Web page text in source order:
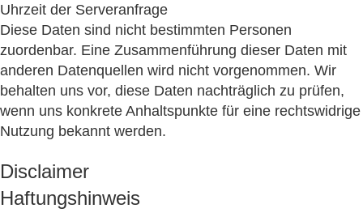
Uhrzeit der Serveranfrage
Diese Daten sind nicht bestimmten Personen
zuordenbar. Eine Zusammenführung dieser Daten mit
anderen Datenquellen wird nicht vorgenommen. Wir
behalten uns vor, diese Daten nachträglich zu prüfen,
wenn uns konkrete Anhaltspunkte für eine rechtswidrige
Nutzung bekannt werden.
Disclaimer
Haftungshinweis